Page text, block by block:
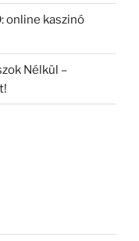
online kaszinó
Nélkül –